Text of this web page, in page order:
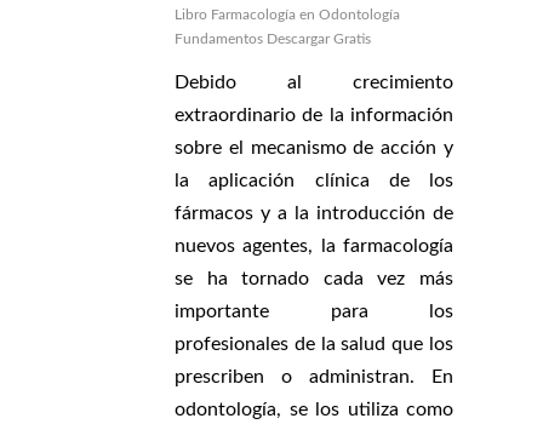
Libro Farmacología en Odontología
Fundamentos Descargar Gratis
Debido al crecimiento
extraordinario de la información
sobre el mecanismo de acción y
la aplicación clínica de los
fármacos y a la introducción de
nuevos agentes, la farmacología
se ha tornado cada vez más
importante para los
profesionales de la salud que los
prescriben o administran. En
odontología, se los utiliza como